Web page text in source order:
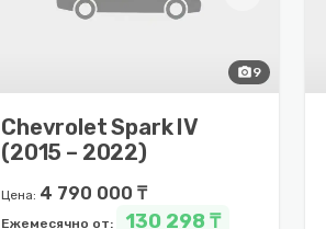
photo_camera9
Chevrolet Spark IV
(2015 – 2022)
Цена: 4 790 000 ₸
Ежемесячно от: 130 298 ₸